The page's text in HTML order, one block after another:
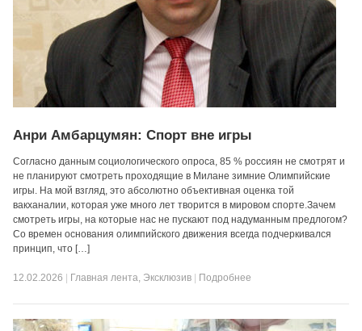
Анри Амбарцумян: Спорт вне игры
Согласно данным социологического опроса, 85 % россиян не смотрят и
не планируют смотреть проходящие в Милане зимние Олимпийские
игры. На мой взгляд, это абсолютно объективная оценка той
вакханалии, которая уже много лет творится в мировом спорте.Зачем
смотреть игры, на которые нас не пускают под надуманным предлогом?
Со времен основания олимпийского движения всегда подчеркивался
принцип, что […]
12.02.2026 Главная лента, Эксклюзив Подробнее